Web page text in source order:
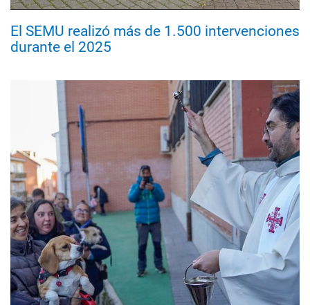
El SEMU realizó más de 1.500 intervenciones
durante el 2025